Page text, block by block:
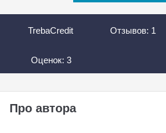
TrebaCredit Отзывов: 1
Оценок: 3
Про автора